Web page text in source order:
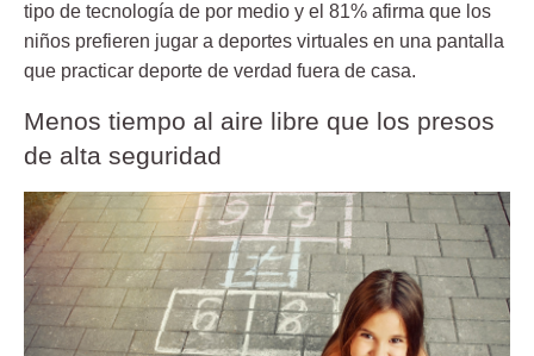
tipo de tecnología de por medio y el 81% afirma que los
niños prefieren jugar a deportes virtuales en una pantalla
que practicar deporte de verdad fuera de casa.
Menos tiempo al aire libre que los presos
de alta seguridad